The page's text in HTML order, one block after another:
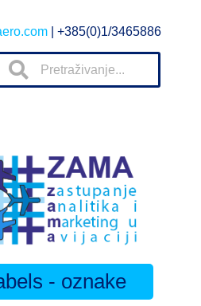
| +385(0)1/3465886
- oznake